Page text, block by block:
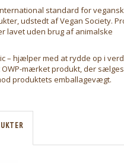
standard for vegansk
udstedt af Vegan Society.
lavet uden brug af animalske
– hjælper med at rydde op i
OWP-mærket produkt, der
produktets emballagevægt.